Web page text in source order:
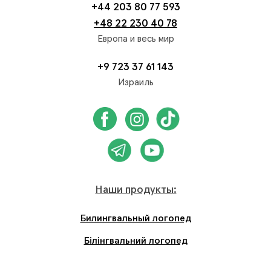
Наши продукты:
Билингвальный логопед
Білінгвальний логопед
+44 203 80 77 593
+48 22 230 40 78
+9 723 37 61 143
Европа и весь мир
Израиль